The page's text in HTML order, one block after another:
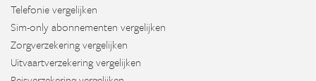
Telefonie vergelijken
Sim-only abonnementen vergelijken
Zorgverzekering vergelijken
Uitvaartverzekering vergelijken